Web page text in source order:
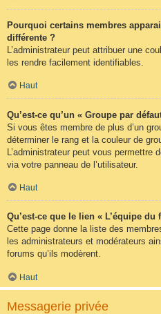
Pourquoi certains membres
différente ?
L’administrateur peut attribuer une
les rendre facilement identifiables.
Haut
Qu’est-ce qu’un « Groupe par
Si vous êtes membre de plus d’un
déterminer le rang et la couleur de
L’administrateur peut vous permettre
via votre panneau de l’utilisateur.
Haut
Qu’est-ce que le lien « L’équipe du
Cette page donne la liste des
les administrateurs et modérateurs
forums qu’ils modèrent.
Haut
Messagerie privée